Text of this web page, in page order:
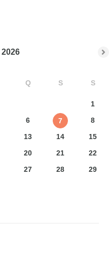
2026
Q S S
1
6 7
8
13 14
15
20 21
22
27 28
29